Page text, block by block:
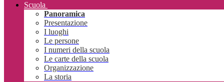
Scuola
Panoramica
Presentazione
I luoghi
Le persone
I numeri della scuola
Le carte della scuola
Organizzazione
La storia